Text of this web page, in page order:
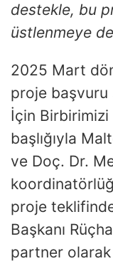
destekle, bu
üstlenmeye
2025 Mart
proje başvuru
İçin Birbirimizi
başlığıyla
ve Doç. Dr.
proje
Başkanı
partner olarak